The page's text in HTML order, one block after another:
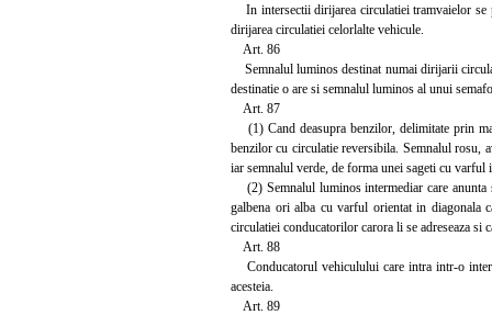
In intersectii dirijarea circulatiei tramvaielor se
dirijarea circulatiei celorlalte vehicule.
Art. 86
Semnalul luminos destinat numai dirijarii
destinatie o are si semnalul luminos al unui
Art. 87
(1) Cand deasupra benzilor, delimitate prin
benzilor cu circulatie reversibila. Semnalul rosu,
iar semnalul verde, de forma unei sageti cu
(2) Semnalul luminos intermediar care anunta
galbena ori alba cu varful orientat in diagonala
circulatiei conducatorilor carora li se adreseaza si
Art. 88
Conducatorul vehiculului care intra intr-o
acesteia.
Art. 89